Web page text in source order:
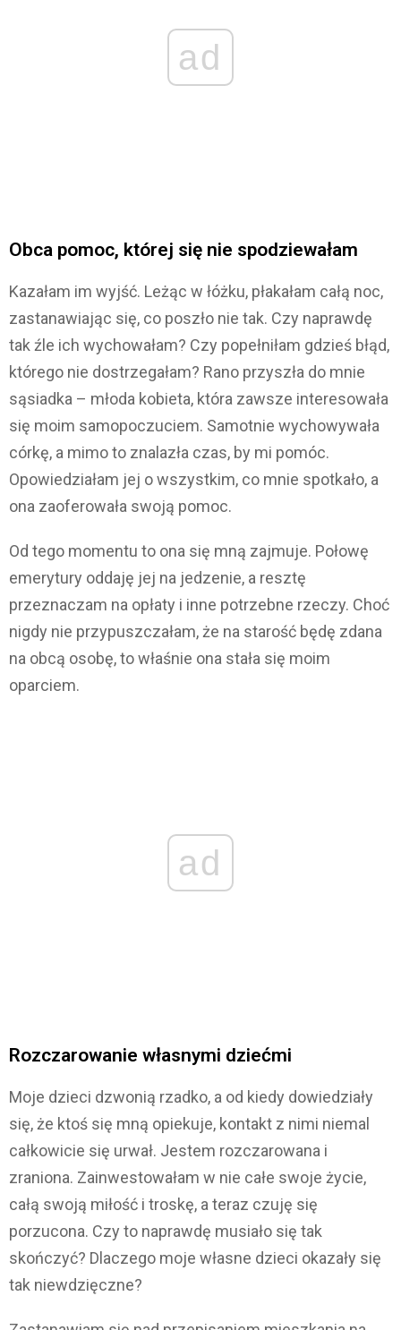
ad
Obca pomoc, której się nie spodziewałam
Kazałam im wyjść. Leżąc w łóżku, płakałam całą noc,
zastanawiając się, co poszło nie tak. Czy naprawdę
tak źle ich wychowałam? Czy popełniłam gdzieś błąd,
którego nie dostrzegałam? Rano przyszła do mnie
sąsiadka – młoda kobieta, która zawsze interesowała
się moim samopoczuciem. Samotnie wychowywała
córkę, a mimo to znalazła czas, by mi pomóc.
Opowiedziałam jej o wszystkim, co mnie spotkało, a
ona zaoferowała swoją pomoc.
Od tego momentu to ona się mną zajmuje. Połowę
emerytury oddaję jej na jedzenie, a resztę
przeznaczam na opłaty i inne potrzebne rzeczy. Choć
nigdy nie przypuszczałam, że na starość będę zdana
na obcą osobę, to właśnie ona stała się moim
oparciem.
ad
Rozczarowanie własnymi dziećmi
Moje dzieci dzwonią rzadko, a od kiedy dowiedziały
się, że ktoś się mną opiekuje, kontakt z nimi niemal
całkowicie się urwał. Jestem rozczarowana i
zraniona. Zainwestowałam w nie całe swoje życie,
całą swoją miłość i troskę, a teraz czuję się
porzucona. Czy to naprawdę musiało się tak
skończyć? Dlaczego moje własne dzieci okazały się
tak niewdzięczne?